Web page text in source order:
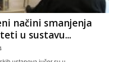
načini smanjenja
u sustavu...